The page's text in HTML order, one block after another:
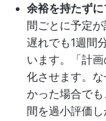
余裕を持たずに
間ごとに予定
遅れでも1週間
います。「計
化させます。
かった場合で
間を過小評価し